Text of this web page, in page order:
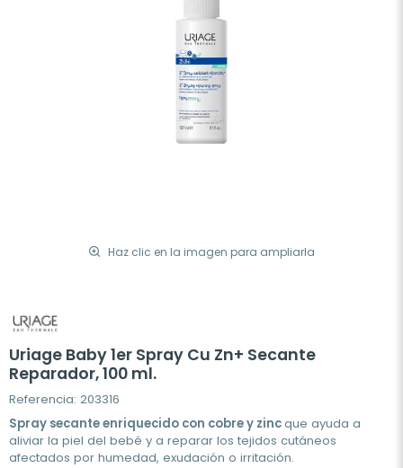
Haz clic en la imagen para ampliarla
Uriage Baby 1er Spray Cu Zn+ Secante
Reparador, 100 ml.
Referencia: 203316
Spray secante enriquecido con cobre y zincque ayuda a
aliviar la piel del bebé y a reparar los tejidos cutáneos
afectados por humedad, exudación o irritación.